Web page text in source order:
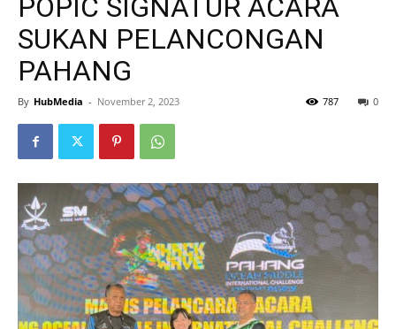
POPIC SIGNATUR ACARA
SUKAN PELANCONGAN
PAHANG
By HubMedia - November 2, 2023 0
787